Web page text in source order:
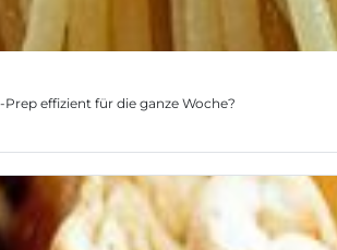
Prep effizient für die ganze Woche?